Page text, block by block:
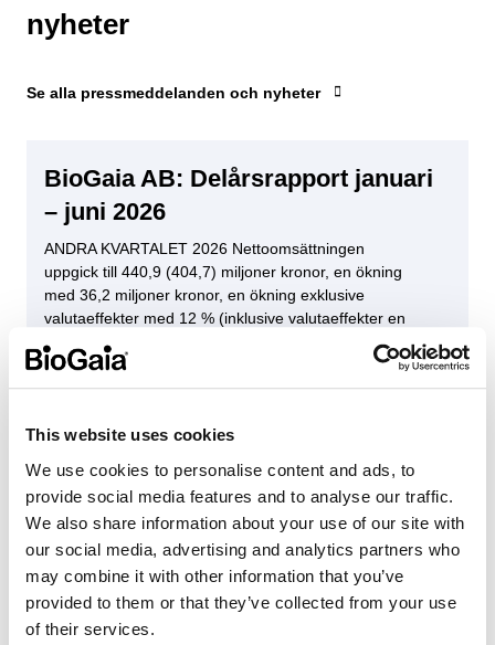
This website uses cookies
We use cookies to personalise content and ads, to
provide social media features and to analyse our traffic.
We also share information about your use of our site with
our social media, advertising and analytics partners who
may combine it with other information that you’ve
provided to them or that they’ve collected from your use
of their services.
Revision
nyheter
Se alla pressmeddelanden och nyheter
Regulatorisk
BioGaia AB: Delårsrapport januari
– juni 2026
ANDRA KVARTALET 2026 Nettoomsättningen
uppgick till 440,9 (404,7) miljoner kronor, en ökning
med 36,2 miljoner kronor, en ökning exklusive
valutaeffekter med 12 % (inklusive valutaeffekter en
ökning med 9 %). Nettoomsättningen avseende
segmentet Barnhälsa uppgick till 331,7 (310,1)
miljoner kronor, en ökning exklusive valutaeffekter
%). Nettoomsättningen […]
BioGaia AB:s dotterbolag
introducerar en komplett
hudvårdsrutin för spädbarn och
barn